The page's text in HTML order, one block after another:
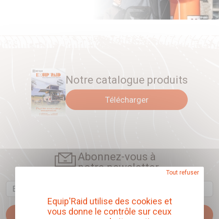
Notre catalogue produits
Télécharger
Abonnez-vous à
notre newsletter
Email
Je m'abonne
Equip'Raid utilise des cookies et
vous donne le contrôle sur ceux
Tout refuser